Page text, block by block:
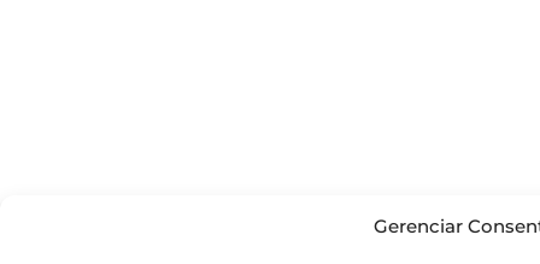
Gerenciar